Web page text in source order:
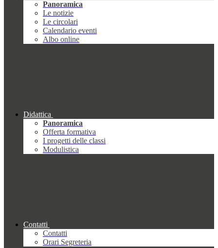
Panoramica
Le notizie
Le circolari
Calendario eventi
Albo online
Didattica
Panoramica
Offerta formativa
I progetti delle classi
Modulistica
Contatti
Contatti
Orari Segreteria